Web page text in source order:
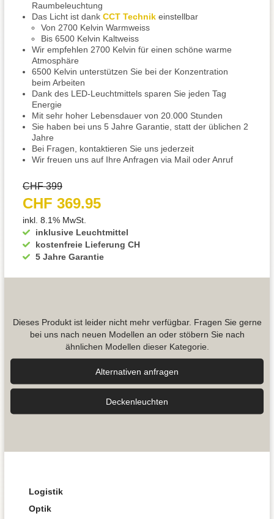
Raumbeleuchtung
Das Licht ist dank CCT Technik einstellbar
Von 2700 Kelvin Warmweiss
Bis 6500 Kelvin Kaltweiss
Wir empfehlen 2700 Kelvin für einen schöne warme
Atmosphäre
6500 Kelvin unterstützen Sie bei der Konzentration
beim Arbeiten
Dank des LED-Leuchtmittels sparen Sie jeden Tag
Energie
Mit sehr hoher Lebensdauer von 20.000 Stunden
Sie haben bei uns 5 Jahre Garantie, statt der üblichen 2
Jahre
Bei Fragen, kontaktieren Sie uns jederzeit
Wir freuen uns auf Ihre Anfragen via Mail oder Anruf
inklusive Leuchtmittel
kostenfreie Lieferung CH
5 Jahre Garantie
CHF 399
CHF 369.95
inkl. 8.1% MwSt.
Dieses Produkt ist leider nicht mehr verfügbar. Fragen Sie gerne
bei uns nach neuen Modellen an oder stöbern Sie nach
ähnlichen Modellen dieser Kategorie.
Alternativen anfragen
Decken­leuchten
Logistik
Optik